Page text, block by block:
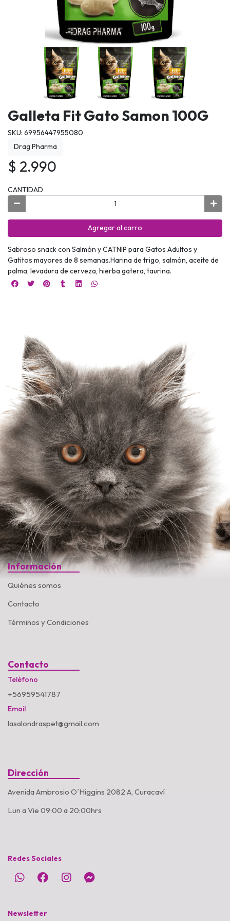
Galleta Fit Gato Samon 100G
SKU: 69956447955080
Drag Pharma
$ 2.990
CANTIDAD
Agregar al carro
Sabroso snack con Salmón y CATNIP para Gatos Adultos y
Gatitos mayores de 8 semanas.Harina de trigo, salmón, aceite de
palma, levadura de cerveza, hierba gatera, taurina.
Información
Quiénes somos
Contacto
Términos y Condiciones
Contacto
Teléfono
+56959541787
Email
lasalondraspet@gmail.com
Dirección
Avenida Ambrosio O´Higgins 2082 A, Curacaví
Lun a Vie 09:00 a 20:00hrs
Redes Sociales
Newsletter